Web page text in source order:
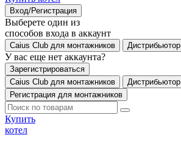
Вход/Регистрация
Выберете один из
способов входа в аккаунт
Caius Club для монтажников Дистрибьютор
У вас еще нет аккаунта?
Зарегистрироваться
Caius Club для монтажников
Дистрибьютор
Регистрация для монтажников
Купить
котел